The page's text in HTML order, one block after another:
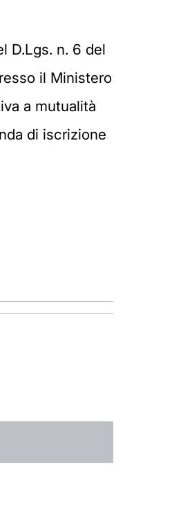
D.Lgs. n. 6 del
il Ministero
a mutualità
di iscrizione